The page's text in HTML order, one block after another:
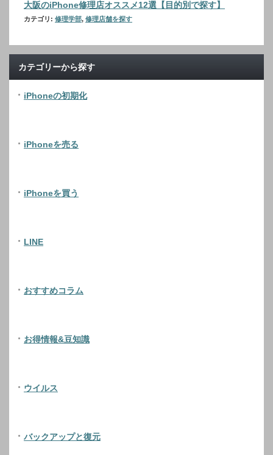
大阪のiPhone修理店オススメ12選【目的別で探す】
カテゴリ: 修理学部, 修理店舗を探す
カテゴリーから探す
iPhoneの初期化
iPhoneを売る
iPhoneを買う
LINE
おすすめコラム
お得情報&豆知識
ウイルス
バックアップと復元